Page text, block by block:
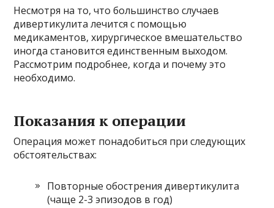
Несмотря на то, что большинство случаев
дивертикулита лечится с помощью
медикаментов, хирургическое вмешательство
иногда становится единственным выходом.
Рассмотрим подробнее, когда и почему это
необходимо.
Показания к операции
Операция может понадобиться при следующих
обстоятельствах:
Повторные обострения дивертикулита
(чаще 2-3 эпизодов в год)